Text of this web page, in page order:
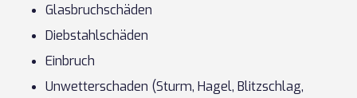
Glasbruchschäden
Diebstahlschäden
Einbruch
Unwetterschaden (Sturm, Hagel, Blitzschlag,